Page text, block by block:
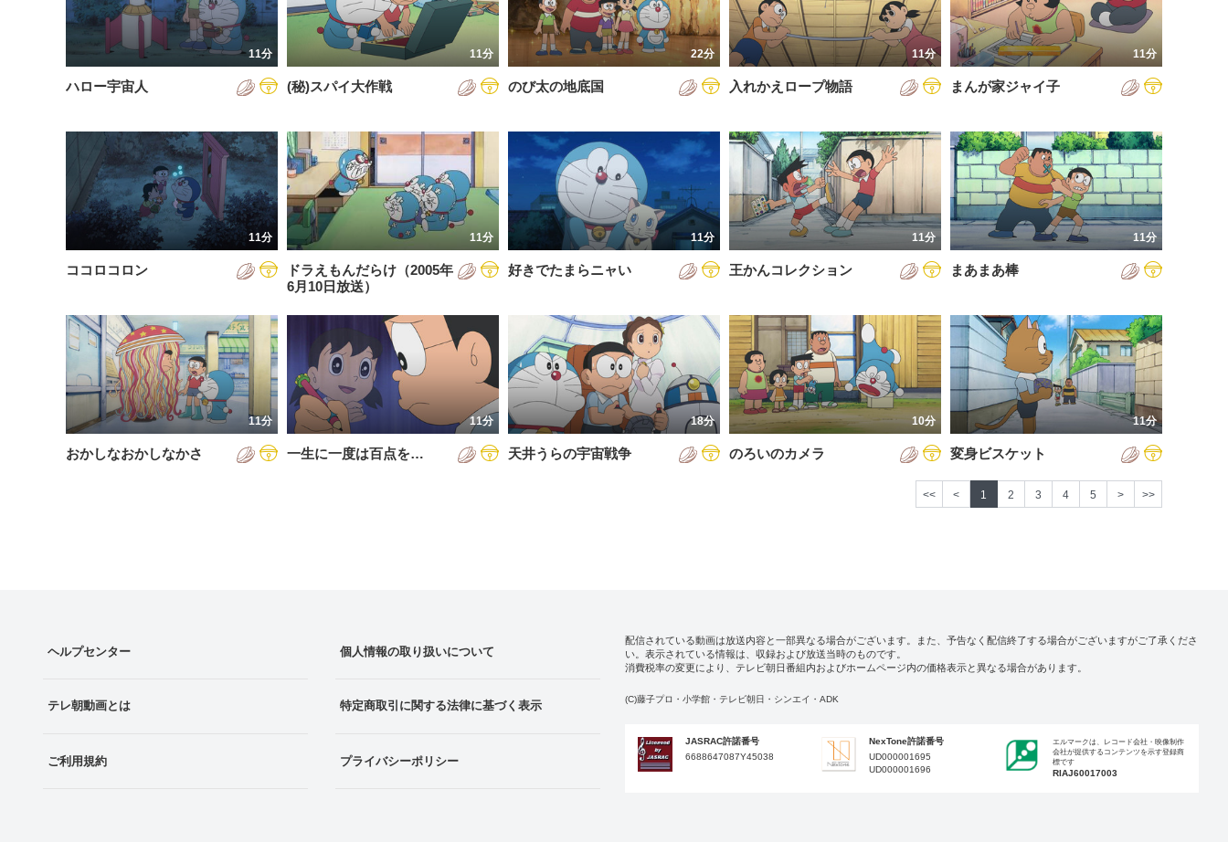
2017年
2018年
2020年
2021年
2022年
2023年
2024年
2026年
11分
ハロー宇宙人
11分
(秘)スパイ大作戦
22分
のび太の地底国
11分
入れかえロープ物語
11分
まんが家ジャイ子
11分
ココロコロン
11分
ドラえもんだらけ（2005年
6月10日放送）
11分
好きでたまらニャい
11分
王かんコレクション
11分
まあまあ棒
11分
おかしなおかしなかさ
11分
一生に一度は百点を…
18分
天井うらの宇宙戦争
10分
のろいのカメラ
11分
変身ビスケット
<< < 1 2 3 4 5 > >>
ヘルプセンター
テレ朝動画とは
ご利用規約
個人情報の取り扱いについて
特定商取引に関する法律に基づく表示
プライバシーポリシー
配信されている動画は放送内容と一部異なる場合がございます。また、予告なく配信終了する場合がございますがご了承くださ
い。表示されている情報は、収録および放送当時のものです。
消費税率の変更により、テレビ朝日番組内およびホームページ内の価格表示と異なる場合があります。
(C)藤子プロ・小学館・テレビ朝日・シンエイ・ADK
JASRAC許諾番号
6688647087Y45038
NexTone許諾番号
UD000001695
UD000001696
エルマークは、レコード会社・映像制作
会社が提供するコンテンツを示す登録商
標です
RIAJ60017003